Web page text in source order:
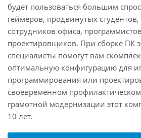
будет пользоваться большим
геймеров, продвинутых
сотрудников офиса,
проектировщиков. При сборке ПК
специалисты помогут вам
оптимальную конфигурацию для
программирования или
своевременном
грамотной модернизации этот
10 лет.